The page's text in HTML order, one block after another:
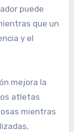
puede
que un
y el
mejora la
atletas
mientras